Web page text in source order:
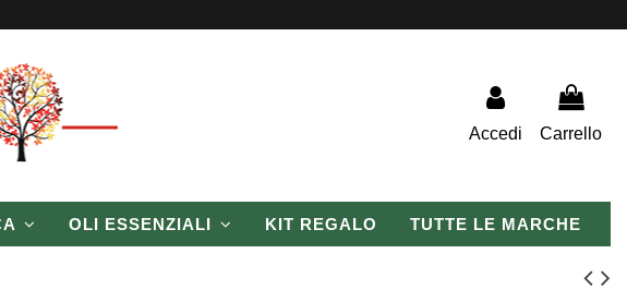
Accedi Carrello
OLI ESSENZIALI KIT REGALO TUTTE LE MARCHE